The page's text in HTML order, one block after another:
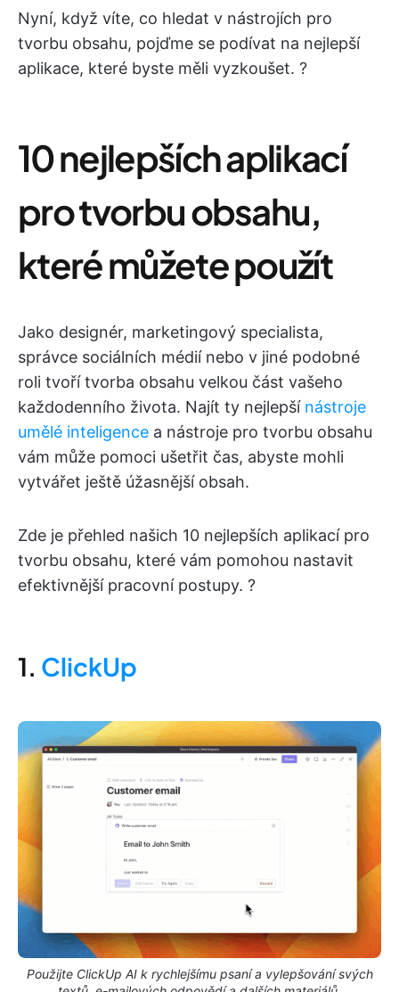
Nyní, když víte, co hledat v nástrojích pro
tvorbu obsahu, pojďme se podívat na nejlepší
aplikace, které byste měli vyzkoušet. ?️
10 nejlepších aplikací
pro tvorbu obsahu,
které můžete použít
Jako designér, marketingový specialista,
správce sociálních médií nebo v jiné podobné
roli tvoří tvorba obsahu velkou část vašeho
každodenního života. Najít ty nejlepší nástroje
umělé inteligence a nástroje pro tvorbu obsahu
vám může pomoci ušetřit čas, abyste mohli
vytvářet ještě úžasnější obsah.
Zde je přehled našich 10 nejlepších aplikací pro
tvorbu obsahu, které vám pomohou nastavit
efektivnější pracovní postupy. ?
1. ClickUp
Použijte ClickUp AI k rychlejšímu psaní a vylepšování svých